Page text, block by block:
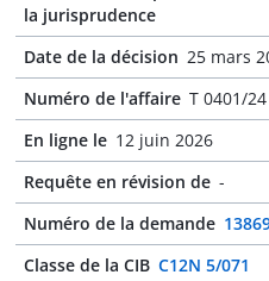
la jurisprudence
Date de la décision 25 mars
Numéro de l'affaire T 0401/24
En ligne le 12 juin 2026
Requête en révision de -
Numéro de la demande
Classe de la CIB C12N 5/071